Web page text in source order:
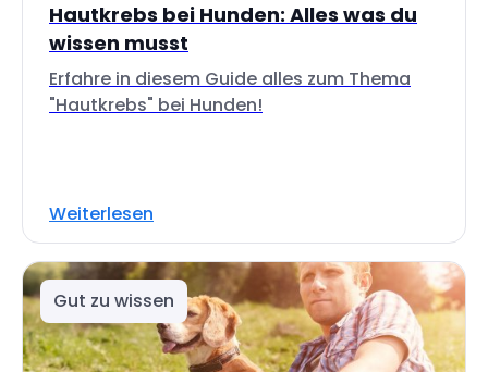
Hautkrebs bei Hunden: Alles was du
wissen musst
Erfahre in diesem Guide alles zum Thema
"Hautkrebs" bei Hunden!
Weiterlesen
Gut zu wissen